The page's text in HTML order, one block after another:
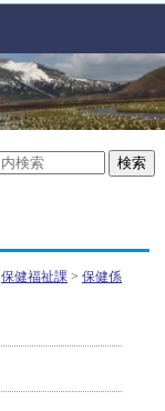
保健福祉課 > 保健係